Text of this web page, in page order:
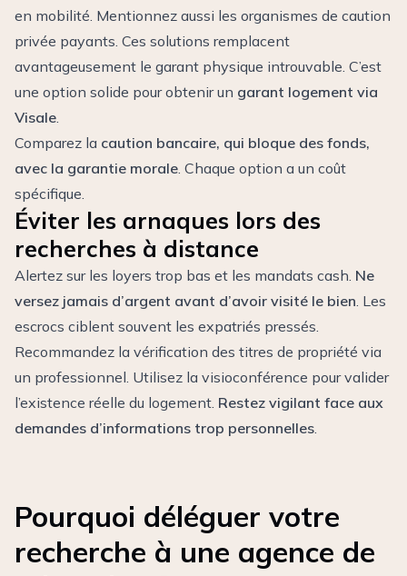
en mobilité. Mentionnez aussi les organismes de caution
privée payants. Ces solutions remplacent
avantageusement le garant physique introuvable. C’est
une option solide pour obtenir un garant logement via
Visale.
Comparez la caution bancaire, qui bloque des fonds,
avec la garantie morale. Chaque option a un coût
spécifique.
Éviter les arnaques lors des
recherches à distance
Alertez sur les loyers trop bas et les mandats cash. Ne
versez jamais d’argent avant d’avoir visité le bien. Les
escrocs ciblent souvent les expatriés pressés.
Recommandez la vérification des titres de propriété via
un professionnel. Utilisez la visioconférence pour valider
l’existence réelle du logement. Restez vigilant face aux
demandes d’informations trop personnelles.
Pourquoi déléguer votre
recherche à une agence de